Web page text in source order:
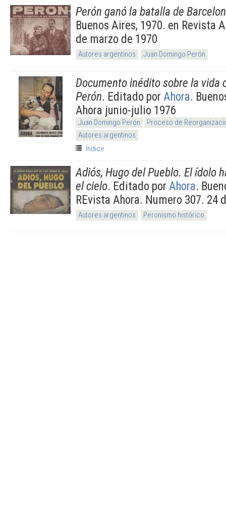
Perón ganó la batalla de
Buenos Aires, 1970. en Revista
de marzo de 1970
Autores argentinos Juan Domingo Perón
Documento inédito sobre la vida
Perón. Editado por Ahora.
Ahora junio-julio 1976
Juan Domingo Perón
Proceso de
Autores argentinos
Índice
Adiós, Hugo del Pueblo. El ídolo
el cielo. Editado por Ahora.
REvista Ahora. Numero 307. 24
Autores argentinos Peronismo histórico